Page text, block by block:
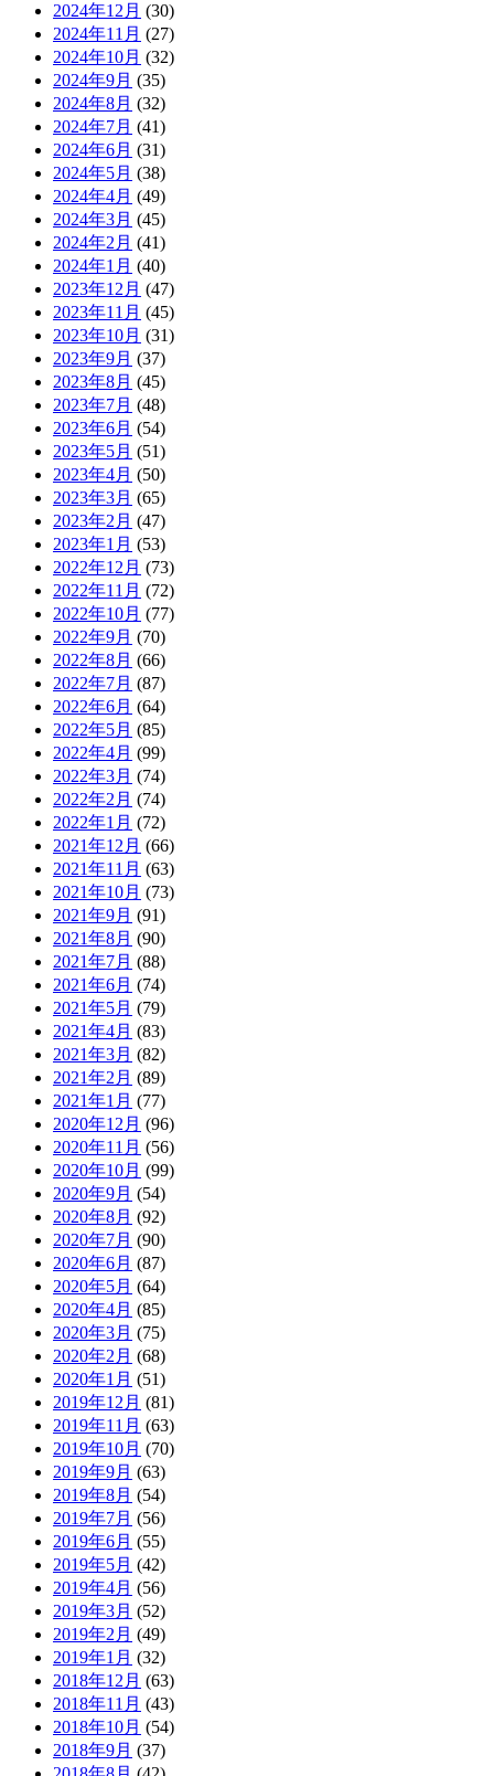
2024年12月 (30)
2024年11月 (27)
2024年10月 (32)
2024年9月 (35)
2024年8月 (32)
2024年7月 (41)
2024年6月 (31)
2024年5月 (38)
2024年4月 (49)
2024年3月 (45)
2024年2月 (41)
2024年1月 (40)
2023年12月 (47)
2023年11月 (45)
2023年10月 (31)
2023年9月 (37)
2023年8月 (45)
2023年7月 (48)
2023年6月 (54)
2023年5月 (51)
2023年4月 (50)
2023年3月 (65)
2023年2月 (47)
2023年1月 (53)
2022年12月 (73)
2022年11月 (72)
2022年10月 (77)
2022年9月 (70)
2022年8月 (66)
2022年7月 (87)
2022年6月 (64)
2022年5月 (85)
2022年4月 (99)
2022年3月 (74)
2022年2月 (74)
2022年1月 (72)
2021年12月 (66)
2021年11月 (63)
2021年10月 (73)
2021年9月 (91)
2021年8月 (90)
2021年7月 (88)
2021年6月 (74)
2021年5月 (79)
2021年4月 (83)
2021年3月 (82)
2021年2月 (89)
2021年1月 (77)
2020年12月 (96)
2020年11月 (56)
2020年10月 (99)
2020年9月 (54)
2020年8月 (92)
2020年7月 (90)
2020年6月 (87)
2020年5月 (64)
2020年4月 (85)
2020年3月 (75)
2020年2月 (68)
2020年1月 (51)
2019年12月 (81)
2019年11月 (63)
2019年10月 (70)
2019年9月 (63)
2019年8月 (54)
2019年7月 (56)
2019年6月 (55)
2019年5月 (42)
2019年4月 (56)
2019年3月 (52)
2019年2月 (49)
2019年1月 (32)
2018年12月 (63)
2018年11月 (43)
2018年10月 (54)
2018年9月 (37)